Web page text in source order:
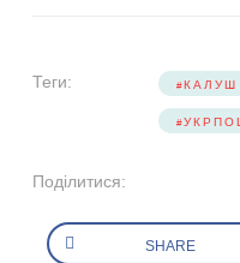
Теги: КАЛУШ
Поділитися:
SHARE